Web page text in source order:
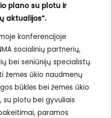
plano su plotu ir
aktualijos“.
konferencijoje
socialinių partnerių,
bei seniūnijų specialistų.
žemės ūkio naudmenų
būklės bei žemės ūkio
su plotu bei gyvuliais
paramos